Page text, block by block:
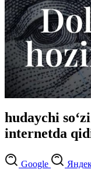
hudaychi
internetda
Google